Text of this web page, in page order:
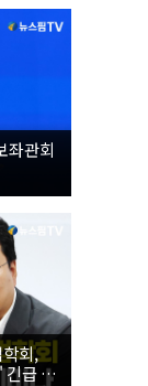
좌관회
회,
급 세